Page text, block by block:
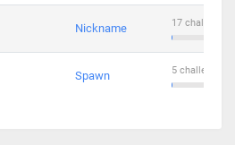
Nickname 17
Spawn 5 challengers